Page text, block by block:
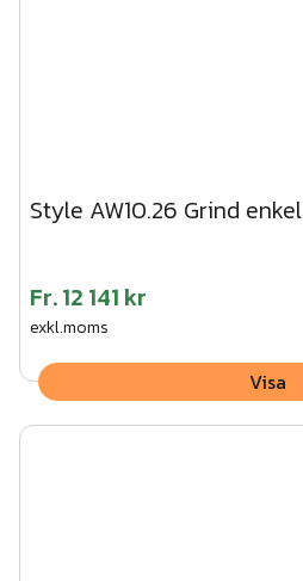
Style AW10.26 Grind enkel
Fr.12 141 kr
exkl.moms
Visa